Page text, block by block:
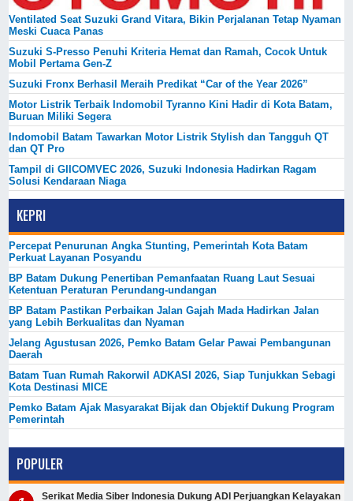
Ventilated Seat Suzuki Grand Vitara, Bikin Perjalanan Tetap Nyaman
Meski Cuaca Panas
Suzuki S-Presso Penuhi Kriteria Hemat dan Ramah, Cocok Untuk
Mobil Pertama Gen-Z
Suzuki Fronx Berhasil Meraih Predikat “Car of the Year 2026”
Motor Listrik Terbaik Indomobil Tyranno Kini Hadir di Kota Batam,
Buruan Miliki Segera
Indomobil Batam Tawarkan Motor Listrik Stylish dan Tangguh QT
dan QT Pro
Tampil di GIICOMVEC 2026, Suzuki Indonesia Hadirkan Ragam
Solusi Kendaraan Niaga
KEPRI
Percepat Penurunan Angka Stunting, Pemerintah Kota Batam
Perkuat Layanan Posyandu
BP Batam Dukung Penertiban Pemanfaatan Ruang Laut Sesuai
Ketentuan Peraturan Perundang-undangan
BP Batam Pastikan Perbaikan Jalan Gajah Mada Hadirkan Jalan
yang Lebih Berkualitas dan Nyaman
Jelang Agustusan 2026, Pemko Batam Gelar Pawai Pembangunan
Daerah
Batam Tuan Rumah Rakorwil ADKASI 2026, Siap Tunjukkan Sebagi
Kota Destinasi MICE
Pemko Batam Ajak Masyarakat Bijak dan Objektif Dukung Program
Pemerintah
POPULER
Serikat Media Siber Indonesia Dukung ADI Perjuangkan Kelayakan